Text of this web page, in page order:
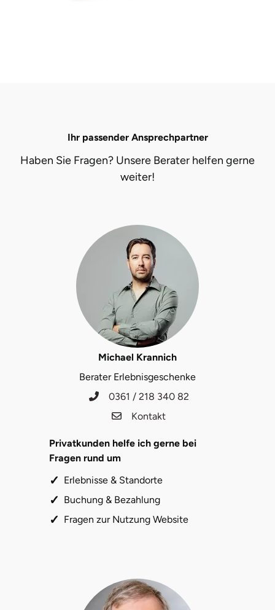
Ihr passender Ansprechpartner
Haben Sie Fragen? Unsere Berater helfen gerne
weiter!
Michael Krannich
Berater Erlebnisgeschenke
0361 / 218 340 82
Kontakt
Privatkunden helfe ich gerne bei
Fragen rund um
Erlebnisse & Standorte
Buchung & Bezahlung
Fragen zur Nutzung Website
Gelnhausen
Hannover
Heidelberg